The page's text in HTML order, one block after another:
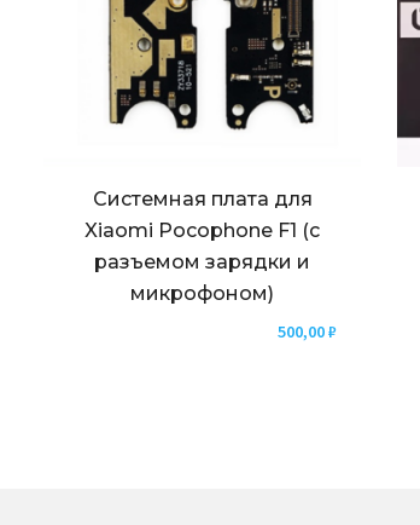
Системная плата для
Xiaomi Pocophone F1 (с
разъемом зарядки и
микрофоном)
500,00₽